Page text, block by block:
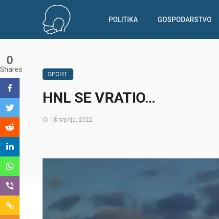
POLITIKA GOSPODARSTVO
SPORT
HNL SE VRATIO…
18 srpnja, 2022
0
Shares